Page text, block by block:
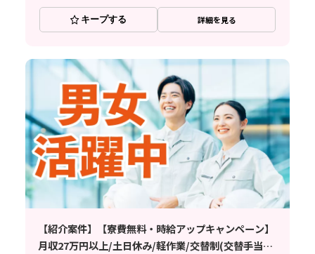
キープする 詳細を見る
【紹介案件】【寮費無料・時給アップキャンペーン】
月収27万円以上/土日休み/軽作業/交替制(交替手当て